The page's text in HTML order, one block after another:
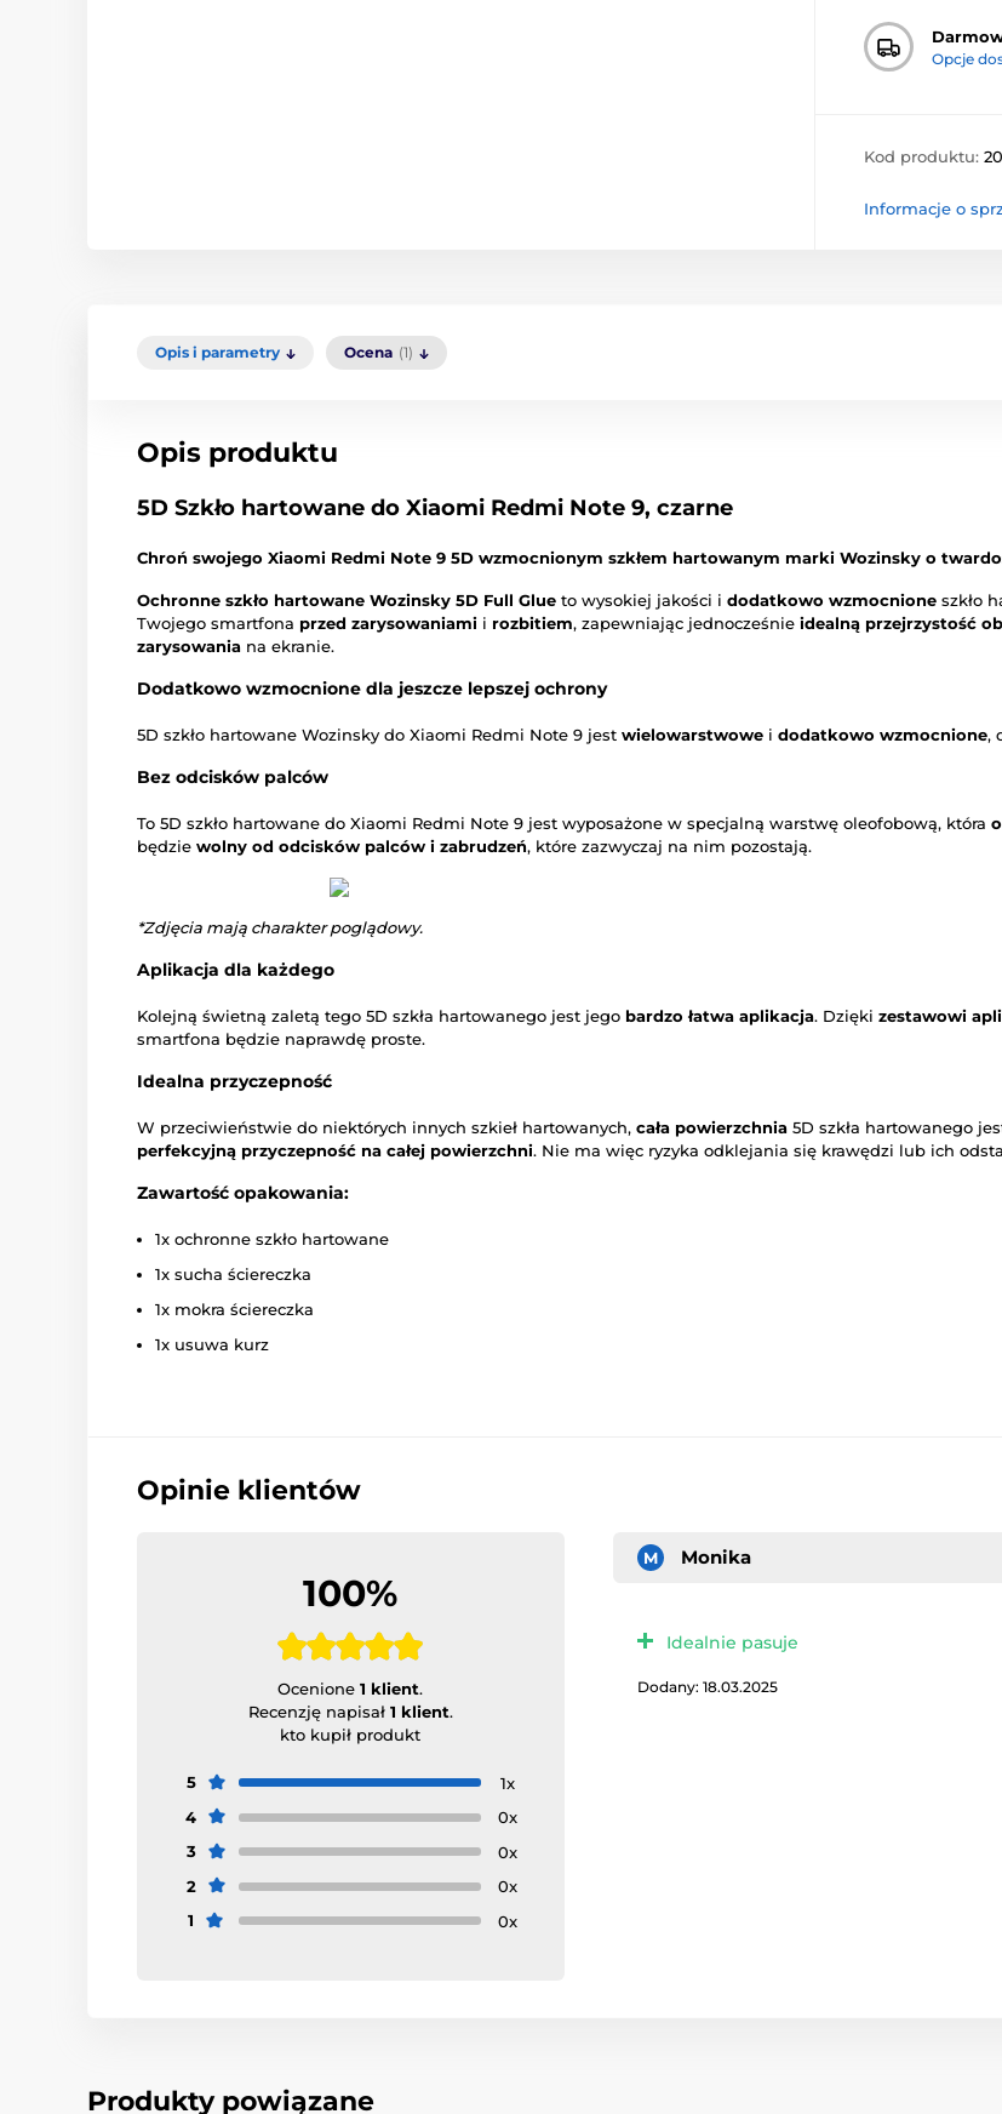
Opcje
Kod produktu:
Informacje o
Opis i parametry Ocena (1)
Opis produktu
5D Szkło hartowane do Xiaomi Redmi Note 9, czarne
Chroń swojego Xiaomi Redmi Note 9 5D wzmocnionym szkłem hartowanym marki Wozinsky o
Ochronne szkło hartowane Wozinsky 5D Full Glue to wysokiej jakości i dodatkowo wzmocnione szkło
Twojego smartfona przed zarysowaniami i rozbitiem, zapewniając jednocześnie idealną przejrzystość
zarysowania na ekranie.
Dodatkowo wzmocnione dla jeszcze lepszej ochrony
5D szkło hartowane Wozinsky do Xiaomi Redmi Note 9 jest wielowarstwowe i dodatkowo wzmocnione,
Bez odcisków palców
To 5D szkło hartowane do Xiaomi Redmi Note 9 jest wyposażone w specjalną warstwę oleofobową, która
będzie wolny od odcisków palców i zabrudzeń, które zazwyczaj na nim pozostają.
*Zdjęcia mają charakter poglądowy.
Aplikacja dla każdego
Kolejną świetną zaletą tego 5D szkła hartowanego jest jego bardzo łatwa aplikacja. Dzięki zestawowi
smartfona będzie naprawdę proste.
Idealna przyczepność
W przeciwieństwie do niektórych innych szkieł hartowanych, cała powierzchnia 5D szkła hartowanego
perfekcyjną przyczepność na całej powierzchni. Nie ma więc ryzyka odklejania się krawędzi lub ich
Zawartość opakowania:
1x ochronne szkło hartowane
1x sucha ściereczka
1x mokra ściereczka
1x usuwa kurz
Opinie klientów
100%
Ocenione1 klient.
Recenzję napisał 1 klient.
kto kupił produkt
5
1x
4
0x
3
0x
2
0x
1
0x
M Monika
Idealnie pasuje
Dodany: 18.03.2025
Produkty powiązane